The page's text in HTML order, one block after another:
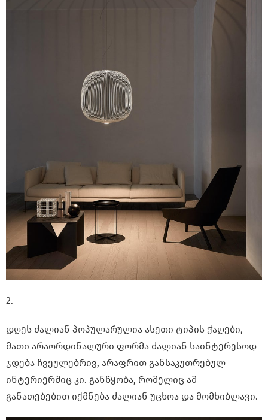
2.
დღეს ძალიან პოპულარულია ასეთი ტიპის ჭაღები,
მათი არაორდინალური ფორმა ძალიან საინტერესოდ
ჯდება ჩვეულებრივ, არაფრით განსაკუთრებულ
ინტერიერშიც კი. განწყობა, რომელიც ამ
განათებებით იქმნება ძალიან უცხოა და მომხიბლავი.